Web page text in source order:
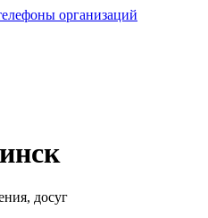
организаций
досуг